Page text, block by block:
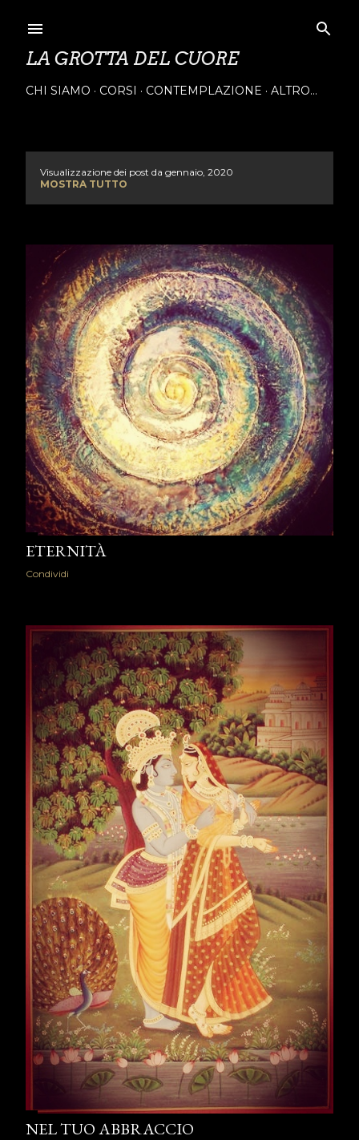
LA GROTTA DEL CUORE
CHI SIAMO CORSI CONTEMPLAZIONE ALTRO…
s
Visualizzazione dei post da gennaio, 2020
MOSTRA TUTTO
ETERNITÀ
Condividi
NEL TUO ABBRACCIO